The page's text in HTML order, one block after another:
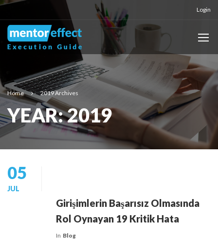
Login
Home 2019 Archives
YEAR: 2019
05
JUL
Girişimlerin Başarısız Olmasında
Rol Oynayan 19 Kritik Hata
In Blog